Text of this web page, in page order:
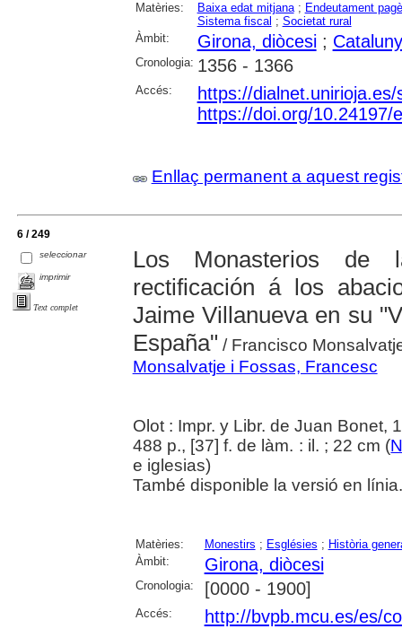
Matèries: Baixa edat mitjana; Endeutament
Sistema fiscal ; Societat rural
Àmbit:
Girona, diòcesi;
Cronologia: 1356 - 1366
Accés:
https://
https://doi.org/10.24197/
Enllaç permanent a aquest
6 / 249
seleccionar
imprimir
Text complet
Los Monasterios de
rectificación á los
Jaime Villanueva en su
España" / Francisco
Monsalvatje i Fossas, Francesc
Olot : Impr. y Libr. de Juan Bonet,
488 p., [37] f. de làm. : il. ; 22 cm (
e iglesias)
També disponible la versió en
Matèries: Monestirs ; Esglésies ; Història
Àmbit:
Girona, diòcesi
Cronologia: [0000 - 1900]
Accés: http://bvpb.mcu.es/es/